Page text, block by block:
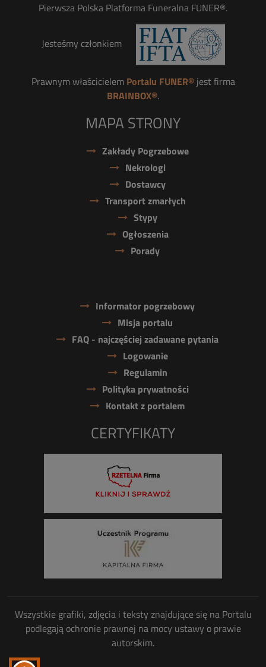
Pierwsza Polska Platforma Funeralna FUNER®.
Jesteśmy członkiem
Prawnym właścicielem Portalu FUNER®jest firma
BRAINBOX®.
MAPA STRONY
Zakłady Pogrzebowe
Nekrologi
Dostawcy
Transport zmarłych
Stypy
Ogłoszenia
Porady
Informator pogrzebowy
Misja portalu
FAQ - najczęściej zadawane pytania
Logowanie
Regulamin
Polityka prywatności
Kontakt z portalem
CERTYFIKATY
Wszystkie grafiki, zdjęcia i teksty znajdujące się na Portalu
podlegają ochronie prawnej na mocy ustawy o prawie
autorskim.